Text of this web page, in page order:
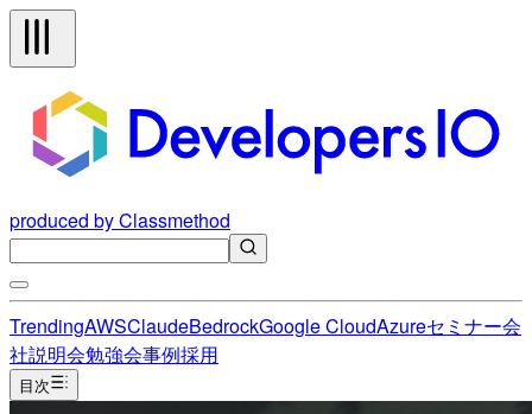
produced by Classmethod
TrendingAWSClaudeBedrockGoogle CloudAzureセミナー会
社説明会勉強会事例採用
目次